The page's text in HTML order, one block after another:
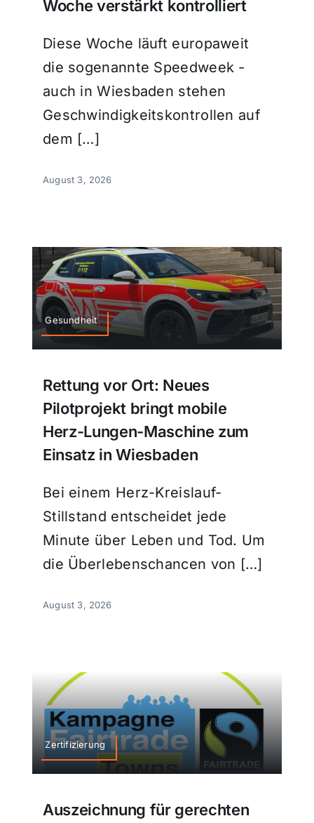
Woche verstärkt kontrolliert
Diese Woche läuft europaweit
die sogenannte Speedweek -
auch in Wiesbaden stehen
Geschwindigkeitskontrollen auf
dem […]
August 3, 2026
Gesundheit
Rettung vor Ort: Neues
Pilotprojekt bringt mobile
Herz-Lungen-Maschine zum
Einsatz in Wiesbaden
Bei einem Herz-Kreislauf-
Stillstand entscheidet jede
Minute über Leben und Tod. Um
die Überlebenschancen von […]
August 3, 2026
Zertifizierung
Auszeichnung für gerechten